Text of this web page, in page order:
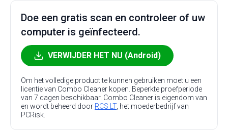
Doe een gratis scan en controleer of uw
computer is geïnfecteerd.
VERWIJDER HET NU (Android)
Om het volledige product te kunnen gebruiken moet u een
licentie van Combo Cleaner kopen. Beperkte proefperiode
van 7 dagen beschikbaar. Combo Cleaner is eigendom van
en wordt beheerd door RCS LT, het moederbedrijf van
PCRisk.